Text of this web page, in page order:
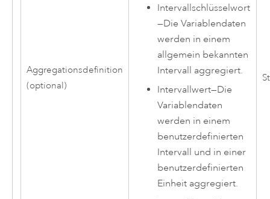
Aggregationsdefinition
(optional)
Intervallschlüsselwort
—Die Variablendaten
werden in einem
allgemein bekannten
Intervall aggregiert.
Intervallwert—Die
Variablendaten
werden in einem
benutzerdefinierten
Intervall und in einer
benutzerdefinierten
Einheit aggregiert.